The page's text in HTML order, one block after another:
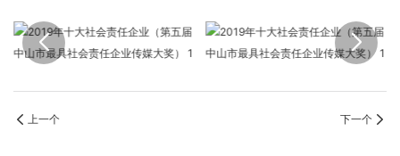
上一个 下一个